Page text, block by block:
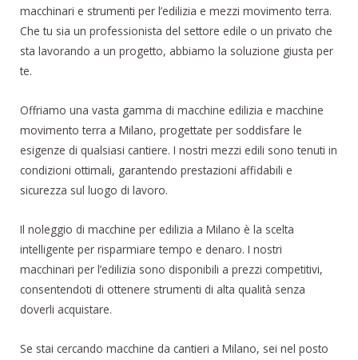
macchinari e strumenti per l’edilizia e mezzi movimento terra.
Che tu sia un professionista del settore edile o un privato che
sta lavorando a un progetto, abbiamo la soluzione giusta per
te.
Offriamo una vasta gamma di macchine edilizia e macchine
movimento terra a Milano, progettate per soddisfare le
esigenze di qualsiasi cantiere. I nostri mezzi edili sono tenuti in
condizioni ottimali, garantendo prestazioni affidabili e
sicurezza sul luogo di lavoro.
Il noleggio di macchine per edilizia a Milano è la scelta
intelligente per risparmiare tempo e denaro. I nostri
macchinari per l’edilizia sono disponibili a prezzi competitivi,
consentendoti di ottenere strumenti di alta qualità senza
doverli acquistare.
Se stai cercando macchine da cantieri a Milano, sei nel posto